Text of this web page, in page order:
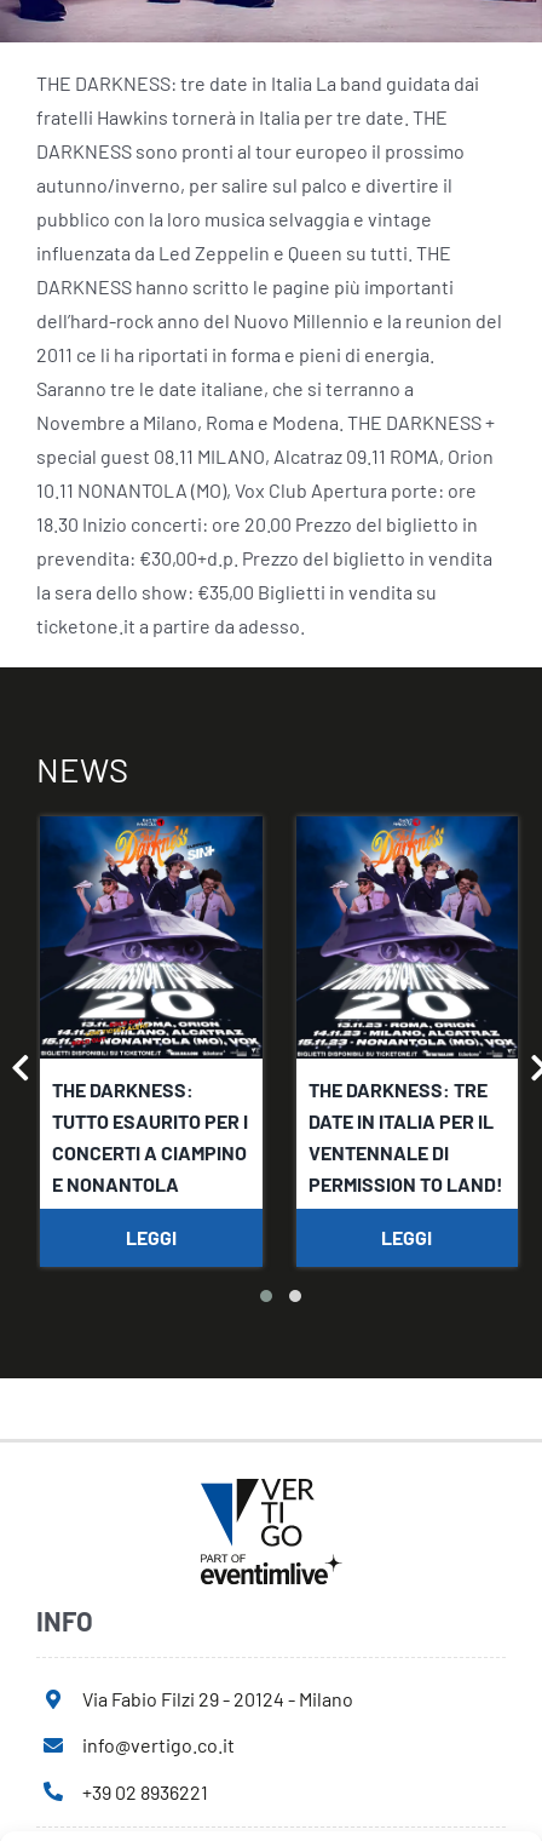
THE DARKNESS: tre date in Italia La band guidata dai
fratelli Hawkins tornerà in Italia per tre date. THE
DARKNESS sono pronti al tour europeo il prossimo
autunno/inverno, per salire sul palco e divertire il
pubblico con la loro musica selvaggia e vintage
influenzata da Led Zeppelin e Queen su tutti. THE
DARKNESS hanno scritto le pagine più importanti
dell’hard-rock anno del Nuovo Millennio e la reunion del
2011 ce li ha riportati in forma e pieni di energia.
Saranno tre le date italiane, che si terranno a
Novembre a Milano, Roma e Modena. THE DARKNESS +
special guest 08.11 MILANO, Alcatraz 09.11 ROMA, Orion
10.11 NONANTOLA (MO), Vox Club Apertura porte: ore
18.30 Inizio concerti: ore 20.00 Prezzo del biglietto in
prevendita: €30,00+d.p. Prezzo del biglietto in vendita
la sera dello show: €35,00 Biglietti in vendita su
ticketone.it a partire da adesso.
NEWS
THE DARKNESS:
TUTTO ESAURITO PER I
CONCERTI A CIAMPINO
E NONANTOLA
LEGGI
THE DARKNESS: TRE
DATE IN ITALIA PER IL
VENTENNALE DI
PERMISSION TO LAND!
LEGGI
INFO
Via Fabio Filzi 29 - 20124 - Milano
info@vertigo.co.it
+39 02 8936221